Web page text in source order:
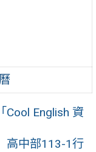
Cool English 資
高中部113-1行